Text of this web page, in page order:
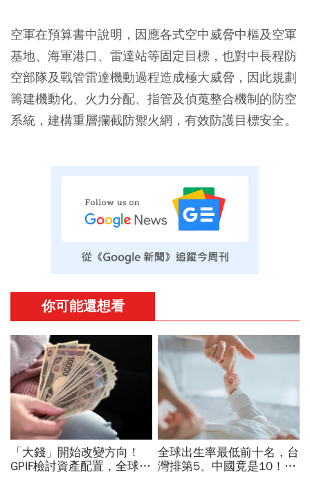
空軍在預算書中說明，因應各式空中威脅中樞及空軍
基地、海軍港口、雷達站等固定目標，也對中長程防
空部隊及戰管雷達機動過程造成極大威脅，因此規劃
籌建機動化、火力分配、指管及偵蒐整合機制的防空
系統，建構重層攔截防禦火網，有效防護目標安全。